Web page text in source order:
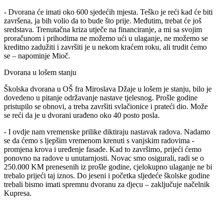
- Dvorana će imati oko 600 sjedećih mjesta. Teško je reći kad će biti
završena, ja bih volio da to bude što prije. Međutim, trebat će još
sredstava. Trenutačna kriza utječe na financiranje, a mi sa svojim
proračunom i prihodima ne možemo ući u ulaganje, ne možemo se
kreditno zadužiti i završiti je u nekom kraćem roku, ali trudit ćemo
se – napominje Mioč.
Dvorana u lošem stanju
Školska dvorana u OŠ fra Miroslava Džaje u lošem je stanju, bilo je
dovedeno u pitanje održavanje nastave tjelesnog. Prošle godine
pristupilo se obnovi, a treba završiti svlačionice i prateći dio. Može
se reći da je u dvorani urađeno oko 40 posto posla.
- I ovdje nam vremenske prilike diktiraju nastavak radova. Nadamo
se da ćemo s ljepšim vremenom krenuti s vanjskim radovima -
promjena krova i uređenje fasade. Kad to završimo, prijeći ćemo
ponovno na radove u unutarnjosti. Novac smo osigurali, radi se o
250.000 KM prenesenih iz prošle godine, cjelokupno ulaganje ne bi
trebalo prijeći taj iznos. Do jeseni i početka sljedeće školske godine
trebali bismo imati spremnu dvoranu za djecu – zaključuje načelnik
Kupresa.